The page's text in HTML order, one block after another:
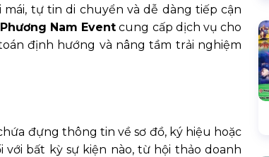
tự tin di chuyển và dễ dàng tiếp cận
Phương Nam Event cung cấp dịch vụ cho
định hướng và nâng tầm trải nghiệm
đựng thông tin về sơ đồ, ký hiệu hoặc
bất kỳ sự kiện nào, từ hội thảo doanh